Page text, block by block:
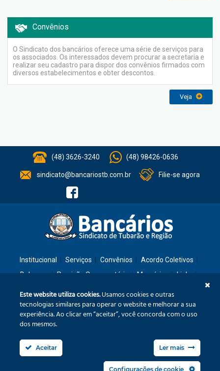
Convênios
O Sindicato dos bancários oferece uma série de serviços para
os associados. Os interessados devem procurar a secretaria e
realizar seu cadastro para dispor dos convênios firmados com
diversos estabelecimentos e obter descontos.
Veja
(48) 3626-3240 (48) 98426-0636
sindicato@bancariostb.com.br Filie-se agora
Institucional Serviços Convênios
Acordo Coletivos
Balanços
Previsão Orçamentária Memórias
Links
Rua: São José, 36 – Ed. Cláudia – Térreo – Tubarão/SC – CEP: 88701-260
Fone/Fax: (48) 3626-3240 sindicato@bancariostb.com.br
Política de Privacidade
Este website utiliza cookies.Usamos cookies e outras
tecnologias similares para operar o website e melhorar a sua
experiência. Ao clicar em “aceitar”, você concorda com o uso
dos mesmos.
Aceitar Ler mais
Configurações de cookie